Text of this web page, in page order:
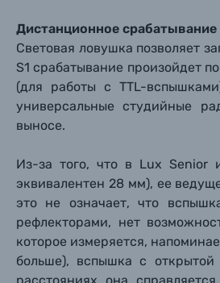
Материалы
Осветительное
Фотоальбомы
Книги о фотографии,
Солнцезащитные очки
Дистанционное срабатывание
Световая ловушка позволяет
S1 срабатывание произойдет
(для работы с TTL-
универсальные студийные
выносе.
Из-за того, что в Lux Senior
эквивалентен 28 мм), ее
это не означает, что
рефлекторами, нет
которое измеряется,
больше), вспышка с